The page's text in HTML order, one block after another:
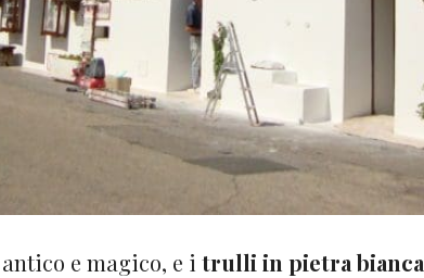
e magico, e i trulli in pietra bianca